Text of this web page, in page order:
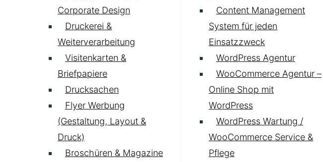
Corporate Design
Druckerei &
Weiterverarbeitung
Visitenkarten &
Briefpapiere
Drucksachen
Flyer Werbung
(Gestaltung, Layout &
Druck)
Broschüren & Magazine
Content Management
System für jeden
Einsatzzweck
WordPress Agentur
WooCommerce Agentur –
Online Shop mit
WordPress
WordPress Wartung /
WooCommerce Service &
Pflege